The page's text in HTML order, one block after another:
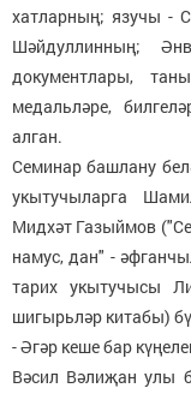
хатларның; язучы -
Шәйдуллинның;
документлары,
медальләре,
алган.
Семинар башлану
укытучыларга
Мидхәт Газыймов
намус, дан" -
тарих укытучысы
шигырьләр китабы)
- Әгәр кеше бар
Вәсил Вәлиҗан улы